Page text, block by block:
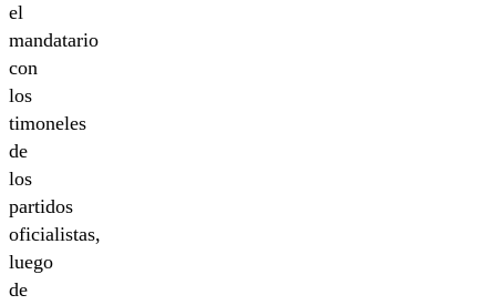
el
mandatario
con
los
timoneles
de
los
partidos
oficialistas,
luego
de